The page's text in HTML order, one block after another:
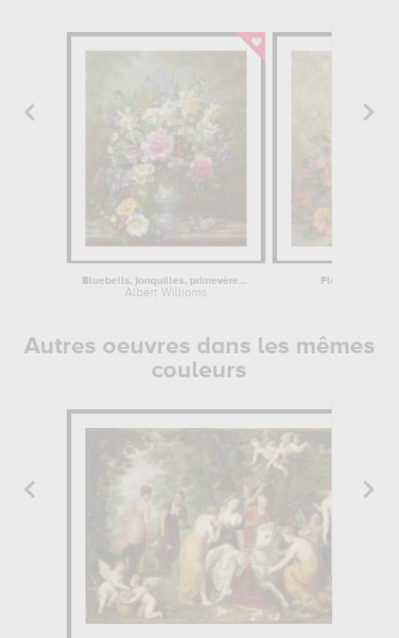
Bluebells, jonquilles, primevères et...
Albert Williams
Fleurs de
Autres oeuvres dans les mêmes
couleurs